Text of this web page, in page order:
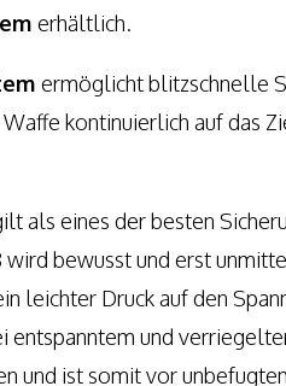
erhältlich.
ermöglicht blitzschnelle
kontinuierlich auf
als eines der besten
bewusst und erst
leichter Druck auf den
und
und ist somit vor